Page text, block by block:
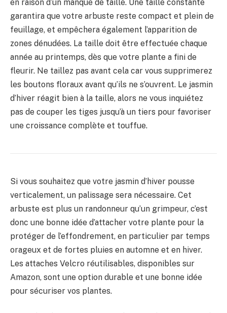
en raison d’un manque de taille. Une taille constante
garantira que votre arbuste reste compact et plein de
feuillage, et empêchera également l’apparition de
zones dénudées. La taille doit être effectuée chaque
année au printemps, dès que votre plante a fini de
fleurir. Ne taillez pas avant cela car vous supprimerez
les boutons floraux avant qu’ils ne s’ouvrent. Le jasmin
d’hiver réagit bien à la taille, alors ne vous inquiétez
pas de couper les tiges jusqu’à un tiers pour favoriser
une croissance complète et touffue.
Si vous souhaitez que votre jasmin d’hiver pousse
verticalement, un palissage sera nécessaire. Cet
arbuste est plus un randonneur qu’un grimpeur, c’est
donc une bonne idée d’attacher votre plante pour la
protéger de l’effondrement, en particulier par temps
orageux et de fortes pluies en automne et en hiver.
Les attaches Velcro réutilisables, disponibles sur
Amazon, sont une option durable et une bonne idée
pour sécuriser vos plantes.